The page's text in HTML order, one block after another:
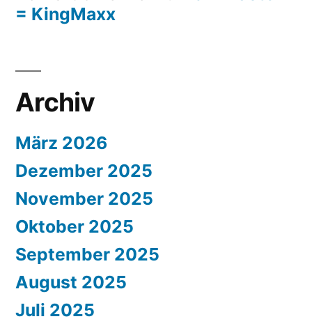
= KingMaxx
Archiv
März 2026
Dezember 2025
November 2025
Oktober 2025
September 2025
August 2025
Juli 2025